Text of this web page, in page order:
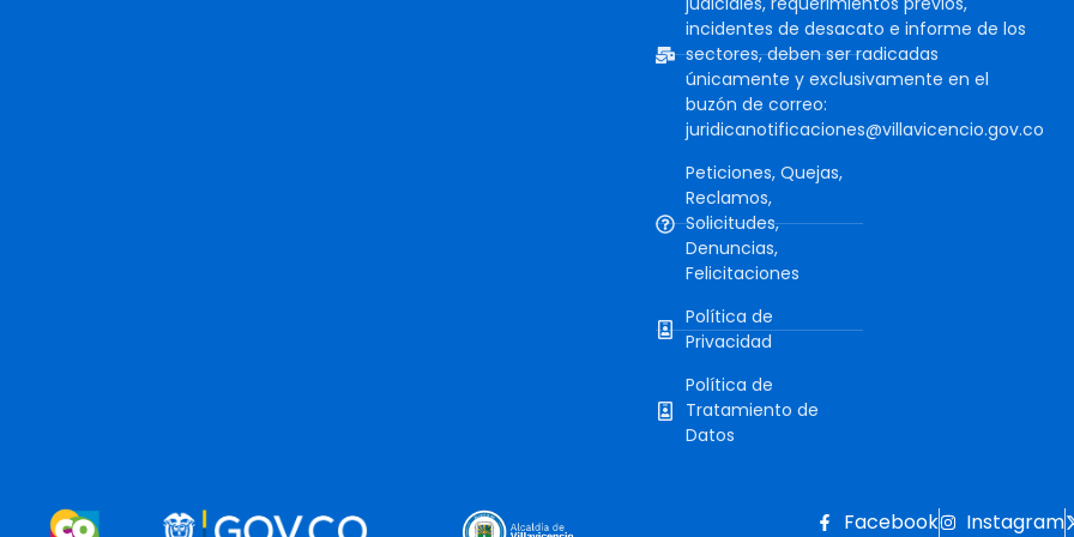
incidentes de desacato e informe de los
sectores, deben ser radicadas
únicamente y exclusivamente en el
buzón de correo:
juridicanotificaciones@villavicencio.gov.co
Peticiones, Quejas,
Reclamos,
Solicitudes,
Denuncias,
Felicitaciones
Política de
Privacidad
Política de
Tratamiento de
Datos
Facebook Instagram